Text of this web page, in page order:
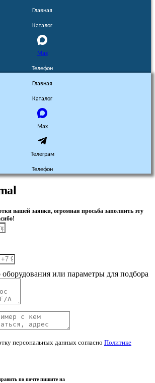
Главная
Каталог
Max
Телефон
Главная
Каталог
Max
Телеграм
Телефон
вашей заявки, огромная просьба заполнить эту
или параметры для подбора
персональных данных согласно Политике
по почте пишите на